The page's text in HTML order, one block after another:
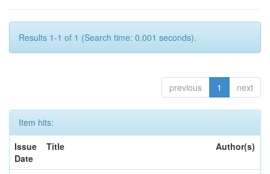
Results 1-1 of 1 (Search time: 0.001 seconds).
previous 1 next
Item hits:
Issue
Date
Title Author(s)